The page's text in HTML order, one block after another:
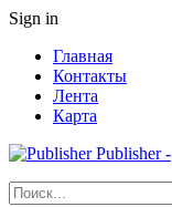
Sign in
Главная
Контакты
Лента
Карта
Publisher -